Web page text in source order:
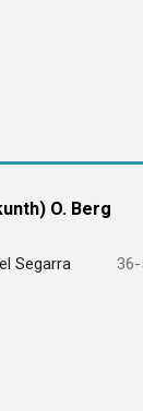
O. Berg
Segarra
36-